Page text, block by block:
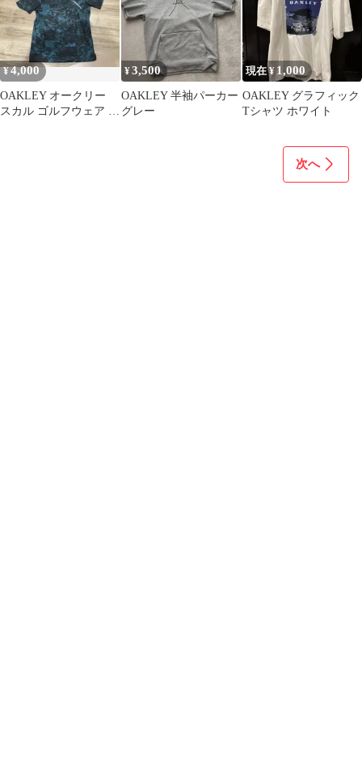
¥4,000
OAKLEY オークリー
スカル ゴルフウェア 半
¥3,500
OAKLEY 半袖パーカー
グレー
現在 ¥1,000
OAKLEY グラフィック
Tシャツ ホワイト
次へ